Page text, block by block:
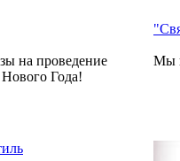
на проведение
Года!
Мы